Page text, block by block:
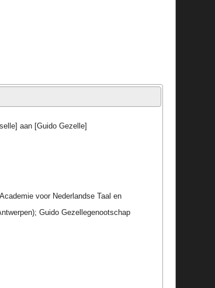
aan [Guido Gezelle]
voor Nederlandse Taal en
Guido Gezellegenootschap